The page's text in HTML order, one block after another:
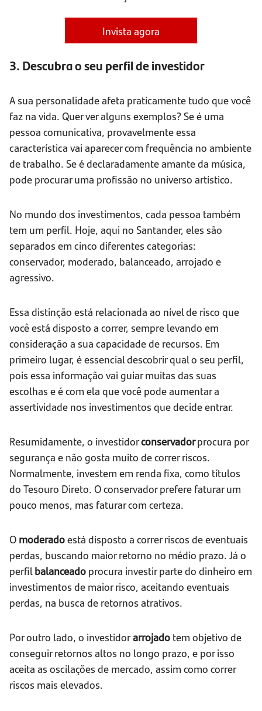
Invista agora
3. Descubra o seu perfil de investidor
A sua personalidade afeta praticamente tudo que você
faz na vida. Quer ver alguns exemplos? Se é uma
pessoa comunicativa, provavelmente essa
característica vai aparecer com frequência no ambiente
de trabalho. Se é declaradamente amante da música,
pode procurar uma profissão no universo artístico.
No mundo dos investimentos, cada pessoa também
tem um perfil. Hoje, aqui no Santander, eles são
separados em cinco diferentes categorias:
conservador, moderado, balanceado, arrojado e
agressivo.
Essa distinção está relacionada ao nível de risco que
você está disposto a correr, sempre levando em
consideração a sua capacidade de recursos. Em
primeiro lugar, é essencial descobrir qual o seu perfil,
pois essa informação vai guiar muitas das suas
escolhas e é com ela que você pode aumentar a
assertividade nos investimentos que decide entrar.
Resumidamente, o investidorconservadorprocura por
segurança e não gosta muito de correr riscos.
Normalmente, investem em renda fixa, como títulos
do Tesouro Direto. O conservador prefere faturar um
pouco menos, mas faturar com certeza.
O moderadoestá disposto a correr riscos de eventuais
perdas, buscando maior retorno no médio prazo. Já o
perfilbalanceado procura investir parte do dinheiro em
investimentos de maior risco, aceitando eventuais
perdas, na busca de retornos atrativos.
Por outro lado, o investidorarrojado tem objetivo de
conseguir retornos altos no longo prazo, e por isso
aceita as oscilações de mercado, assim como correr
riscos mais elevados.